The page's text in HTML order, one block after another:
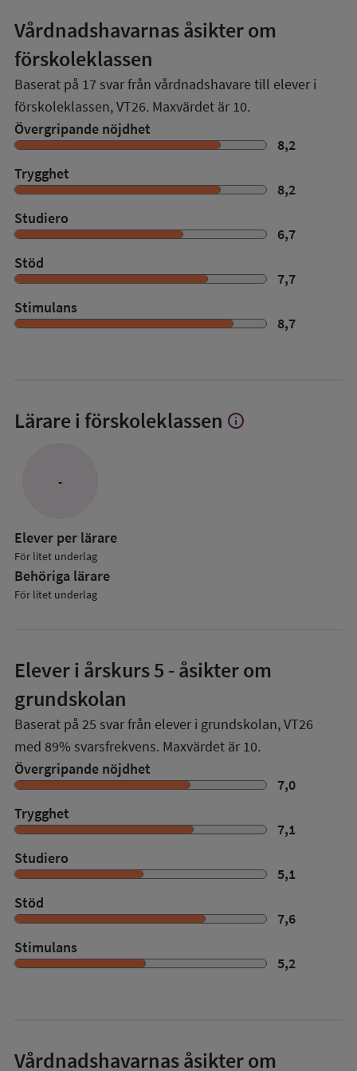
Vårdnadshavarnas åsikter om
förskoleklassen
Baserat på 17 svar från vårdnadshavare till elever i
förskoleklassen,VT26. Maxvärdet är 10.
Övergripande nöjdhet
8,2
Trygghet
8,2
Studiero
6,7
Stöd
7,7
Stimulans
8,7
Lärare i förskoleklassen Visa
info
-
Elever per lärare
För litet underlag
Behöriga lärare
För litet underlag
Elever i årskurs 5 - åsikter om
grundskolan
Baserat på 25 svar från elever i grundskolan,VT26
med 89% svarsfrekvens. Maxvärdet är 10.
Övergripande nöjdhet
7,0
Trygghet
7,1
Studiero
5,1
Stöd
7,6
Stimulans
5,2
Vårdnadshavarnas åsikter om